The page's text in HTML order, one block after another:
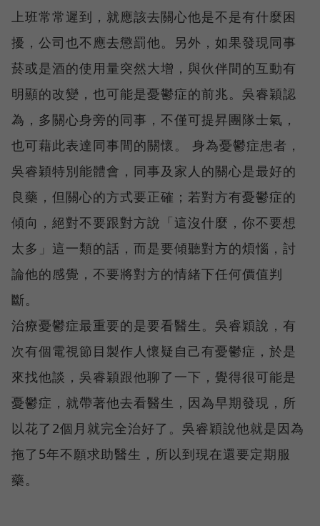
上班常常遲到，就應該去關心他是不是有什麼困
擾，公司也不應去懲罰他。另外，如果發現同事
菸或是酒的使用量突然大增，與伙伴間的互動有
明顯的改變，也可能是憂鬱症的前兆。吳睿穎認
為，多關心身旁的同事，不僅可提昇團隊士氣，
也可藉此表達同事間的關懷。 身為憂鬱症患者，
吳睿穎特別能體會，同事及家人的關心是最好的
良藥，但關心的方式要正確；若對方有憂鬱症的
傾向，絕對不要跟對方說「這沒什麼，你不要想
太多」這一類的話，而是要傾聽對方的煩惱，討
論他的感覺，不要將對方的情緒下任何價值判
斷。
治療憂鬱症最重要的是要看醫生。吳睿穎說，有
次有個電視節目製作人懷疑自己有憂鬱症，於是
來找他談，吳睿穎跟他聊了一下，覺得很可能是
憂鬱症，就帶著他去看醫生，因為早期發現，所
以花了2個月就完全治好了。吳睿穎說他就是因為
拖了5年不願求助醫生，所以到現在還要定期服
藥。